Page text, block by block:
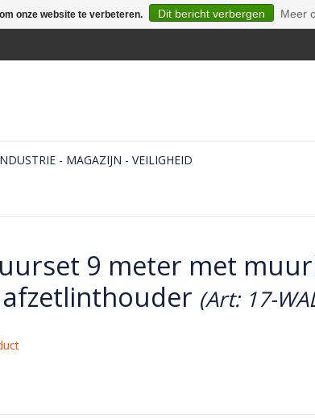
- MAGAZIJN - VEILIGHEID
9 meter met
afzetlinthouder (Art: 17-
onze website te verbeteren. Dit bericht verbergen Meer